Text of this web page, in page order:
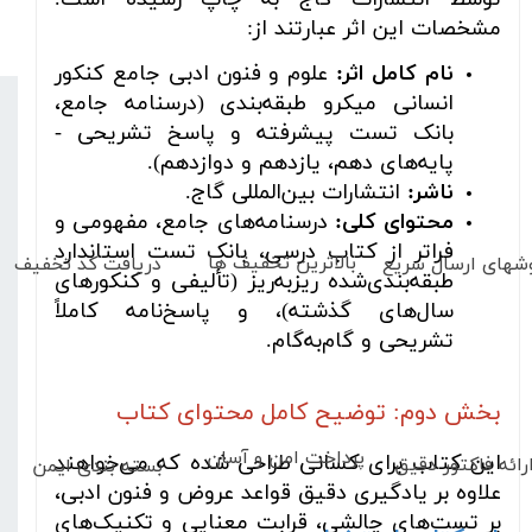
مشخصات این اثر عبارتند از:
نام کامل اثر: علوم و فنون ادبی جامع کنکور
انسانی میکرو طبقه‌بندی (درسنامه جامع،
بانک تست پیشرفته و پاسخ تشریحی -
پایه‌های دهم، یازدهم و دوازدهم).
ناشر: انتشارات بین‌المللی گاج.
محتوای کلی: درسنامه‌های جامع، مفهومی و
فراتر از کتاب درسی، بانک تست استاندارد
طبقه‌بندی‌شده ریزبه‌ریز (تألیفی و کنکورهای
سال‌های گذشته)، و پاسخ‌نامه کاملاً
تشریحی و گام‌به‌گام.
بخش دوم: توضیح کامل محتوای کتاب
این کتاب برای کسانی طراحی شده که می‌خواهند
علاوه بر یادگیری دقیق قواعد عروض و فنون ادبی،
بر تست‌های چالشی، قرابت معنایی و تکنیک‌های
ارسال سریع دریافت کد تخفیف بالاترین تخفیف ها
بسته بندی ایمن فاکتور دقیق پرداخت امن و آسان